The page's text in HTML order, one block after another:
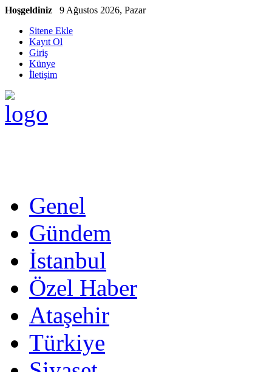
Hoşgeldiniz
9 Ağustos 2026, Pazar
Sitene Ekle
Kayıt Ol
Giriş
Künye
İletişim
Genel
Gündem
İstanbul
Özel Haber
Ataşehir
Türkiye